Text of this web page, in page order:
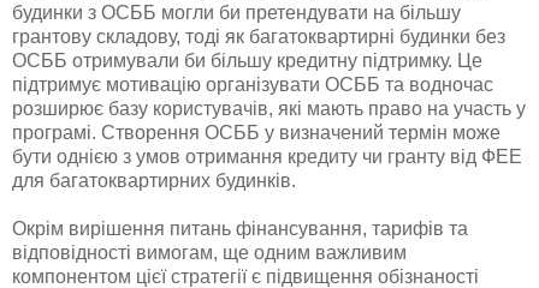
будинки з ОСББ могли би претендувати на більшу
грантову складову, тоді як багатоквартирні будинки без
ОСББ отримували би більшу кредитну підтримку. Це
підтримує мотивацію організувати ОСББ та водночас
розширює базу користувачів, які мають право на участь у
програмі. Створення ОСББ у визначений термін може
бути однією з умов отримання кредиту чи гранту від ФЕЕ
для багатоквартирних будинків.
Окрім вирішення питань фінансування, тарифів та
відповідності вимогам, ще одним важливим
компонентом цієї стратегії є підвищення обізнаності